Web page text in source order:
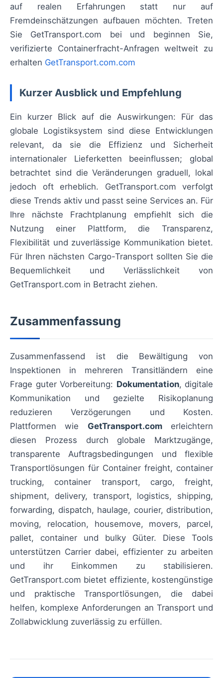
auf realen Erfahrungen statt nur auf
Fremdeinschätzungen aufbauen möchten. Treten
Sie GetTransport.com bei und beginnen Sie,
verifizierte Containerfracht-Anfragen weltweit zu
erhalten GetTransport.com.com
Kurzer Ausblick und Empfehlung
Ein kurzer Blick auf die Auswirkungen: Für das
globale Logistiksystem sind diese Entwicklungen
relevant, da sie die Effizienz und Sicherheit
internationaler Lieferketten beeinflussen; global
betrachtet sind die Veränderungen graduell, lokal
jedoch oft erheblich. GetTransport.com verfolgt
diese Trends aktiv und passt seine Services an. Für
Ihre nächste Frachtplanung empfiehlt sich die
Nutzung einer Plattform, die Transparenz,
Flexibilität und zuverlässige Kommunikation bietet.
Für Ihren nächsten Cargo-Transport sollten Sie die
Bequemlichkeit und Verlässlichkeit von
GetTransport.com in Betracht ziehen.
Zusammenfassung
Zusammenfassend ist die Bewältigung von
Inspektionen in mehreren Transitländern eine
Frage guter Vorbereitung: Dokumentation, digitale
Kommunikation und gezielte Risikoplanung
reduzieren Verzögerungen und Kosten.
Plattformen wie GetTransport.comerleichtern
diesen Prozess durch globale Marktzugänge,
transparente Auftragsbedingungen und flexible
Transportlösungen für Container freight, container
trucking, container transport, cargo, freight,
shipment, delivery, transport, logistics, shipping,
forwarding, dispatch, haulage, courier, distribution,
moving, relocation, housemove, movers, parcel,
pallet, container und bulky Güter. Diese Tools
unterstützen Carrier dabei, effizienter zu arbeiten
und ihr Einkommen zu stabilisieren.
GetTransport.com bietet effiziente, kostengünstige
und praktische Transportlösungen, die dabei
helfen, komplexe Anforderungen an Transport und
Zollabwicklung zuverlässig zu erfüllen.